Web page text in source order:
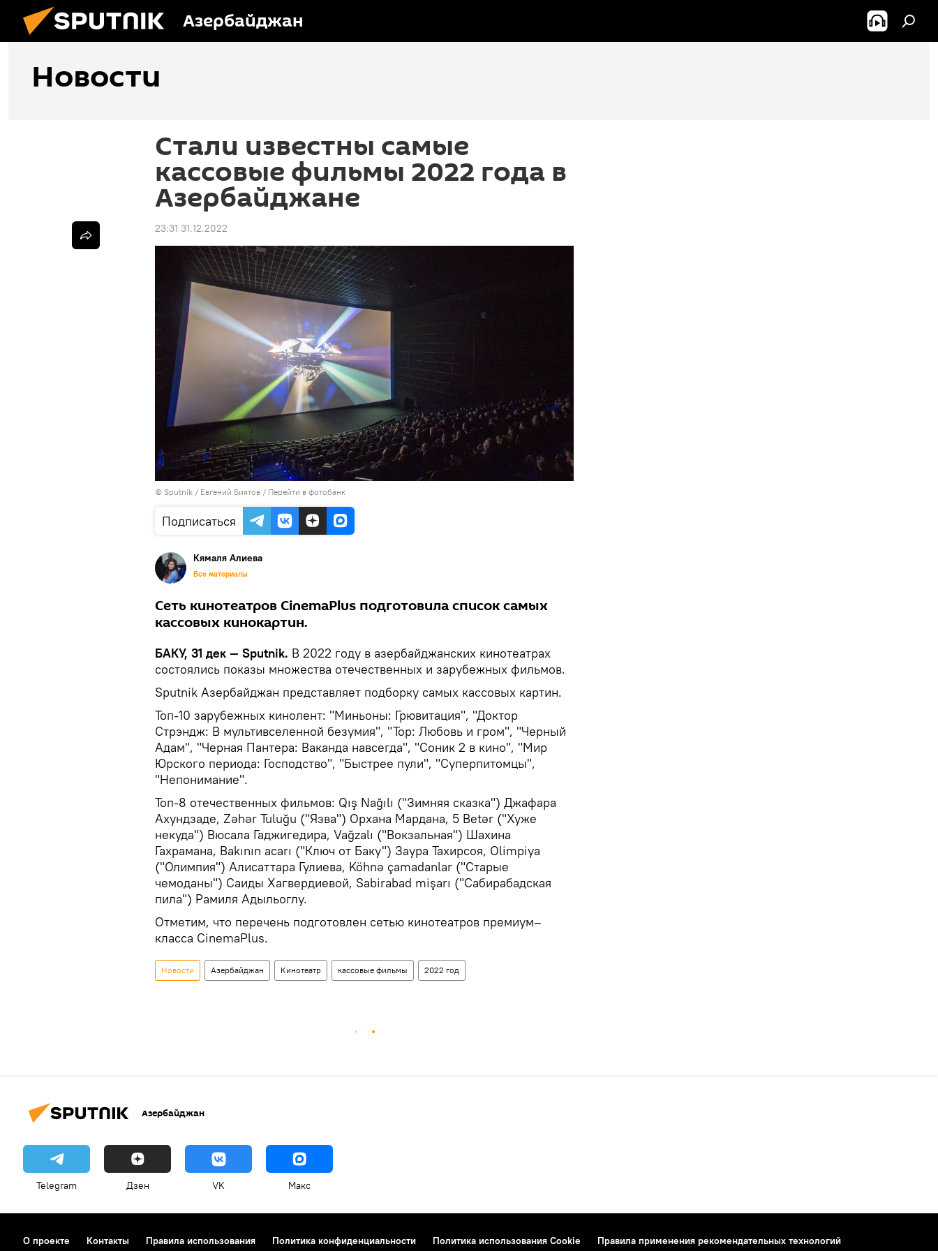
Азербайджан
Новости
Стали известны самые
кассовые фильмы 2022 года в
Азербайджане
23:31 31.12.2022
© Sputnik / Евгений Биятов / Перейти в фотобанк
Подписаться
Кямаля Алиева
Все материалы
Сеть кинотеатров CinemaPlus подготовила список самых
кассовых кинокартин.
БАКУ, 31 дек — Sputnik. В 2022 году в азербайджанских кинотеатрах
состоялись показы множества отечественных и зарубежных фильмов.
Sputnik Азербайджан представляет подборку самых кассовых картин.
Топ-10 зарубежных кинолент: "Миньоны: Грювитация", "Доктор
Стрэндж: В мультивселенной безумия", "Тор: Любовь и гром", "Черный
Адам", "Черная Пантера: Ваканда навсегда", "Соник 2 в кино", "Мир
Юрского периода: Господство", "Быстрее пули", "Суперпитомцы",
"Непонимание".
Топ-8 отечественных фильмов: Qış Nağılı ("Зимняя сказка") Джафара
Ахундзаде, Zəhər Tuluğu ("Язва") Орхана Мардана, 5 Betər ("Хуже
некуда") Вюсала Гаджигедира, Vağzalı ("Вокзальная") Шахина
Гахрамана, Bakının acarı ("Ключ от Баку") Заура Тахирсоя, Olimpiya
("Олимпия") Алисаттара Гулиева, Köhnə çamadanlar ("Старые
чемоданы") Саиды Хагвердиевой, Sabirabad mişarı ("Сабирабадская
пила") Рамиля Адыльоглу.
Отметим, что перечень подготовлен сетью кинотеатров премиум–
класса CinemaPlus.
Новости Азербайджан Кинотеатр кассовые фильмы 2022 год
Азербайджан
Telegram Дзен VK Макс
О проекте Контакты Правила использования Политика конфиденциальности Политика использования Cookie Правила применения рекомендательных технологий